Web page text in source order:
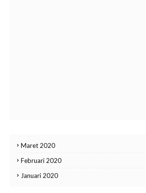
Maret 2020
Februari 2020
Januari 2020